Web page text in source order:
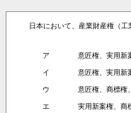
日本において、産業財産権（
ア 意匠権、実用新
イ 意匠権、実用新
ウ 意匠権、商標権
エ 実用新案権、商